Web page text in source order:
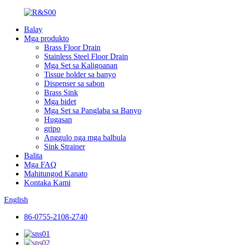
Balay
Mga produkto
Brass Floor Drain
Stainless Steel Floor Drain
Mga Set sa Kaligoanan
Tissue holder sa banyo
Dispenser sa sabon
Brass Sink
Mga bidet
Mga Set sa Panglaba sa Banyo
Hugasan
gripo
Anggulo nga mga balbula
Sink Strainer
Balita
Mga FAQ
Mahitungod Kanato
Kontaka Kami
English
86-0755-2108-2740